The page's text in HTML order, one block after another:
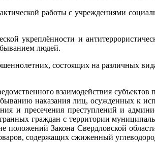
работы с учреждениями
и
людей.
состоящих на
взаимодействия субъектов
к отбыванию
и пресечения преступлений и
иностранных граждан с
положений Закона Свердловской
лет, товаров, содержащих